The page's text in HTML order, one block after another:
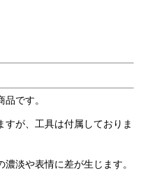
です。
が、工具は付属しておりま
淡や表情に差が生じます。